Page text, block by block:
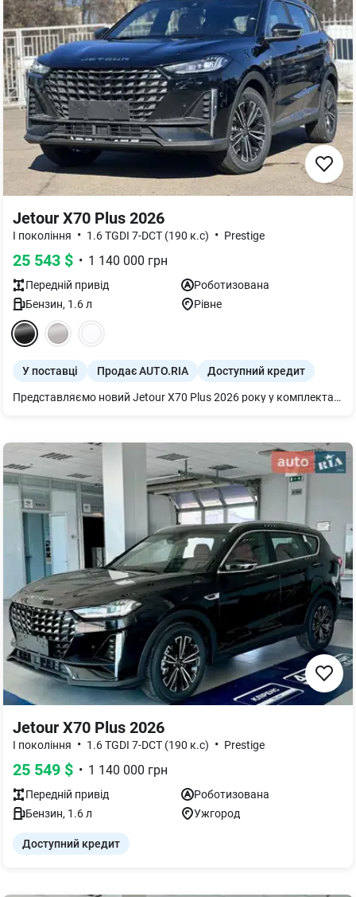
Jetour X70 Plus 2026
I покоління • 1.6 TGDI 7-DCT (190 к.с) • Prestige
25 543 $ • 1 140 000 грн
Передній привід
Роботизована
Бензин, 1.6л Рівне
У поставці Продає AUTO.RIA Доступний кредит
Представляємо новий Jetour X70 Plus 2026 року у комплектації Prestige. Цей стильний кросовер оснащений потужним бензиновим двигуном 1.6 TGDI (190 к.с.) та роботизованою коробкою передач, що забезпечує комфортне та динамічне керування.
Jetour X70 Plus 2026
I покоління • 1.6 TGDI 7-DCT (190 к.с) • Prestige
25 549 $ • 1 140 000 грн
Передній привід
Роботизована
Бензин, 1.6л Ужгород
Доступний кредит